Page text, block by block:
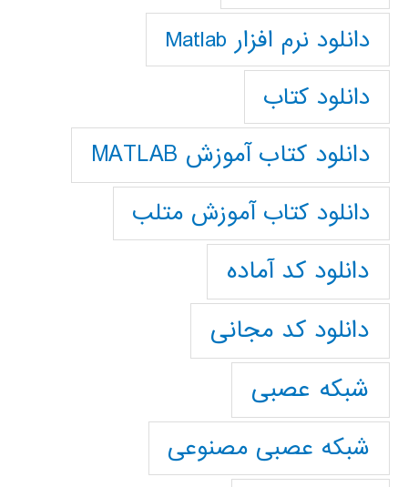
دانلود نرم افزار Matlab
دانلود کتاب
دانلود کتاب آموزش MATLAB
دانلود کتاب آموزش متلب
دانلود کد آماده
دانلود کد مجانی
شبکه عصبی
شبکه عصبی مصنوعی